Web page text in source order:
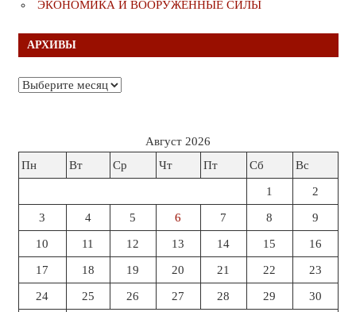
ЭКОНОМИКА И ВООРУЖЁННЫЕ СИЛЫ
АРХИВЫ
Архивы
Август 2026
Пн
Вт Ср Чт Пт Сб Вс
1 2
3 4 5 6 7 8 9
10 11 12 13 14 15 16
17 18 19 20 21 22 23
24 25 26 27 28 29 30